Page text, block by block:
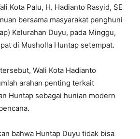
Kota Palu, H. Hadianto Rasyid, SE
bersama masyarakat penghuni
Kelurahan Duyu, pada Minggu,
di Musholla Huntap setempat.
Wali Kota Hadianto
arahan penting terkait
Huntap sebagai hunian modern
bahwa Huntap Duyu tidak bisa